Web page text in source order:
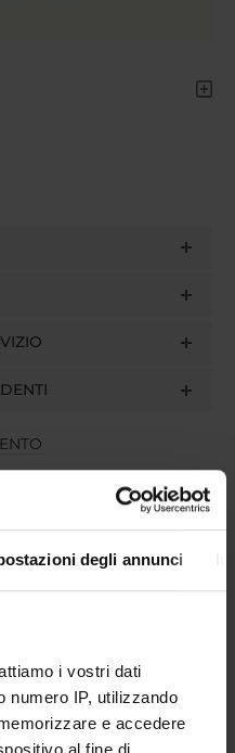
degli annunci
i vostri dati
numero IP, utilizzando
e accedere
al fine di